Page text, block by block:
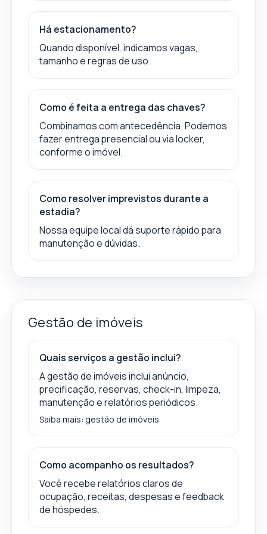
Há estacionamento?
Quando disponível, indicamos vagas,
tamanho e regras de uso.
Como é feita a entrega das chaves?
Combinamos com antecedência. Podemos
fazer entrega presencial ou via locker,
conforme o imóvel.
Como resolver imprevistos durante a
estadia?
Nossa equipe local dá suporte rápido para
manutenção e dúvidas.
Gestão de imóveis
Quais serviços a gestão inclui?
A gestão de imóveis inclui anúncio,
precificação, reservas, check-in, limpeza,
manutenção e relatórios periódicos.
Saiba mais: gestão de imóveis
Como acompanho os resultados?
Você recebe relatórios claros de
ocupação, receitas, despesas e feedback
de hóspedes.